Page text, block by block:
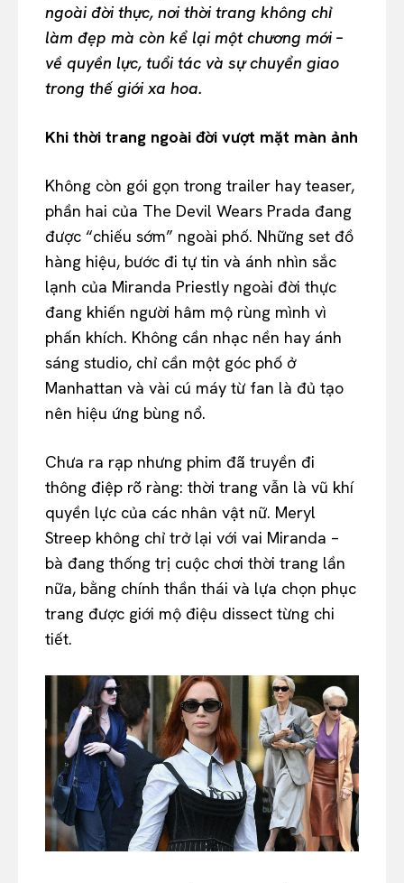
ngoài đời thực, nơi thời trang không chỉ
làm đẹp mà còn kể lại một chương mới –
về quyền lực, tuổi tác và sự chuyển giao
trong thế giới xa hoa.
Khi thời trang ngoài đời vượt mặt màn ảnh
Không còn gói gọn trong trailer hay teaser,
phần hai của The Devil Wears Prada đang
được “chiếu sớm” ngoài phố. Những set đồ
hàng hiệu, bước đi tự tin và ánh nhìn sắc
lạnh của Miranda Priestly ngoài đời thực
đang khiến người hâm mộ rùng mình vì
phấn khích. Không cần nhạc nền hay ánh
sáng studio, chỉ cần một góc phố ở
Manhattan và vài cú máy từ fan là đủ tạo
nên hiệu ứng bùng nổ.
Chưa ra rạp nhưng phim đã truyền đi
thông điệp rõ ràng: thời trang vẫn là vũ khí
quyền lực của các nhân vật nữ. Meryl
Streep không chỉ trở lại với vai Miranda –
bà đang thống trị cuộc chơi thời trang lần
nữa, bằng chính thần thái và lựa chọn phục
trang được giới mộ điệu dissect từng chi
tiết.